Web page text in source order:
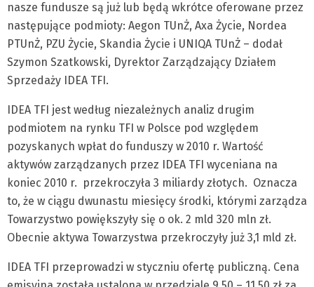
nasze fundusze są już lub będą wkrótce oferowane przez
następujące podmioty: Aegon TUnŻ, Axa Życie, Nordea
PTUnŻ, PZU Życie, Skandia Życie i UNIQA TUnŻ – dodał
Szymon Szatkowski, Dyrektor Zarządzający Działem
Sprzedaży IDEA TFI.
IDEA TFI jest według niezależnych analiz drugim
podmiotem na rynku TFI w Polsce pod względem
pozyskanych wpłat do funduszy w 2010 r. Wartość
aktywów zarządzanych przez IDEA TFI wyceniana na
koniec 2010 r. przekroczyła 3 miliardy złotych. Oznacza
to, że w ciągu dwunastu miesięcy środki, którymi zarządza
Towarzystwo powiększyły się o ok. 2 mld 320 mln zł.
Obecnie aktywa Towarzystwa przekroczyły już 3,1 mld zł.
IDEA TFI przeprowadzi w styczniu ofertę publiczną. Cena